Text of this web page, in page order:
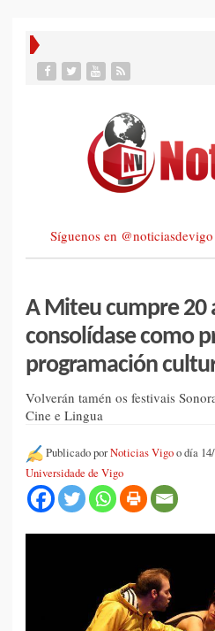
Síguenos en @noticiasdevigo
A Miteu cumpre 20
consolídase como
programación
Volverán tamén os festivais
Cine e Lingua
Publicado porNoticias Vigoo día
Universidade de Vigo